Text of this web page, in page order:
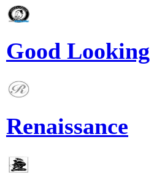
Good Looking
Renaissance